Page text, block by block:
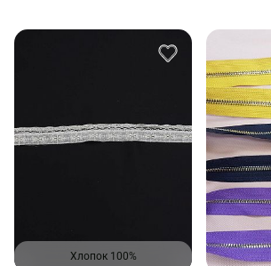
Хлопок 100%